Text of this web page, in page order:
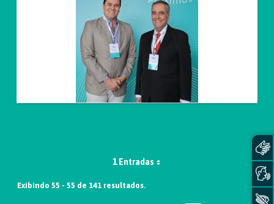
1 Entradas
Exibindo 55 - 55 de 141 resultados.